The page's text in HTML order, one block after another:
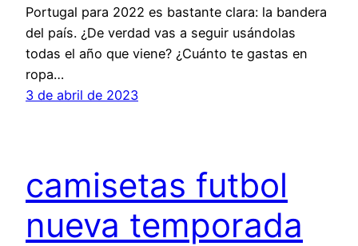
Portugal para 2022 es bastante clara: la bandera
del país. ¿De verdad vas a seguir usándolas
todas el año que viene? ¿Cuánto te gastas en
ropa…
3 de abril de 2023
camisetas futbol
nueva temporada